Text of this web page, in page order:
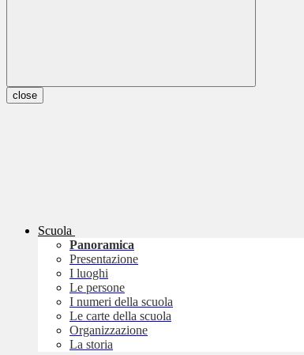
close
Scuola
Panoramica
Presentazione
I luoghi
Le persone
I numeri della scuola
Le carte della scuola
Organizzazione
La storia